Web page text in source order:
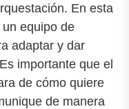
En esta
equipo de
adaptar y dar
importante que el
de cómo quiere
de manera